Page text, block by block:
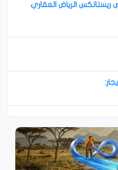
ريستاتكس الرياض العقاري